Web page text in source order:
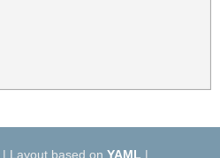
| Layout based on YAML |